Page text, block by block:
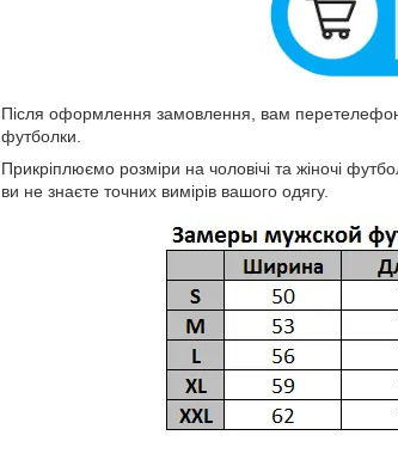
Після оформлення замовлення, вам
футболки.
Прикріплюємо розміри на чоловічі та жіночі
ви не знаєте точних вимірів вашого одягу.